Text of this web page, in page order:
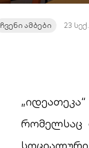
ჩვენი ამბები 23
რომელსაც